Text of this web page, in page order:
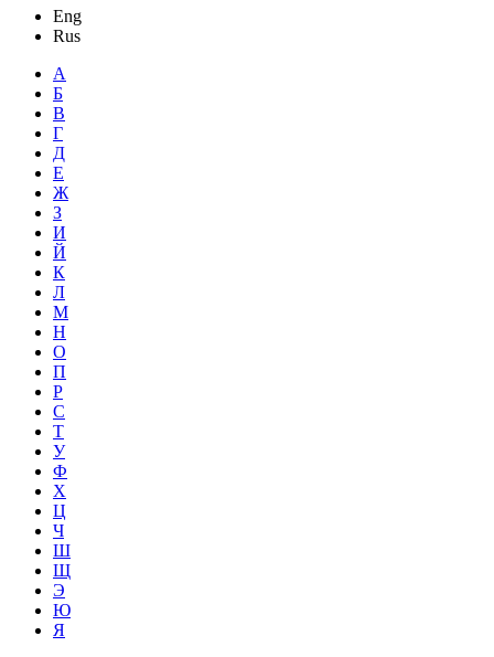
Eng
Rus
А
Б
В
Г
Д
Е
Ж
З
И
Й
К
Л
М
Н
О
П
Р
С
Т
У
Ф
Х
Ц
Ч
Ш
Щ
Э
Ю
Я